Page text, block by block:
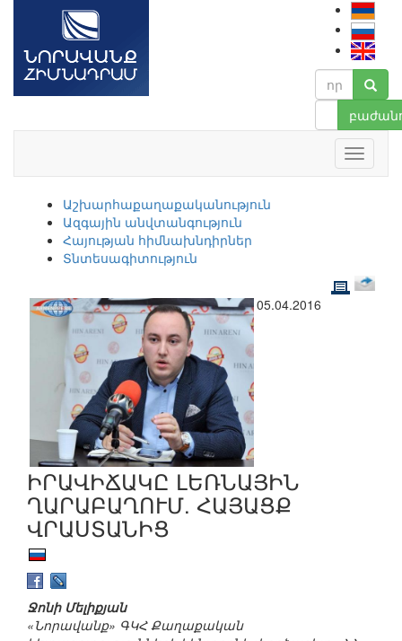
Աշխարհաքաղաքականություն
Ազգային անվտանգություն
Հայության հիմնախնդիրներ
Տնտեսագիտություն
05.04.2016
ԻՐԱՎԻՃԱԿԸ ԼԵՌՆԱՅԻՆ
ՂԱՐԱԲԱՂՈՒՄ. ՀԱՅԱՑՔ
ՎՐԱՍՏԱՆԻՑ
Ջոնի Մելիքյան
«Նորավանք» ԳԿՀ Քաղաքական